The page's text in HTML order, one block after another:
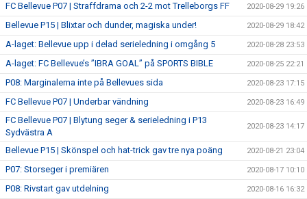
FC Bellevue P07 | Straffdrama och 2-2 mot Trelleborgs FF 2020-08-29 19:26
Bellevue P15 | Blixtar och dunder, magiska under! 2020-08-29 18:42
A-laget: Bellevue upp i delad serieledning i omgång 5 2020-08-28 23:53
A-laget: FC Bellevue’s ”IBRA GOAL” på SPORTS BIBLE 2020-08-25 22:21
P08: Marginalerna inte på Bellevues sida 2020-08-23 17:15
FC Bellevue P07 | Underbar vändning 2020-08-23 16:49
FC Bellevue P07 | Blytung seger & serieledning i P13
Sydvästra A
2020-08-23 14:17
Bellevue P15 | Skönspel och hat-trick gav tre nya poäng 2020-08-21 23:04
P07: Storseger i premiären 2020-08-17 10:10
P08: Rivstart gav utdelning 2020-08-16 16:32